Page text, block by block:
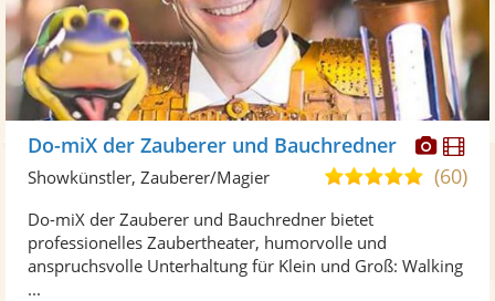
Do-miX der Zauberer und Bauchredner
4,9
Sternen
(60)
Showkünstler, Zauberer/Magier
Do-miX der Zauberer und Bauchredner bietet
professionelles Zaubertheater, humorvolle und
anspruchsvolle Unterhaltung für Klein und Groß: Walking
...